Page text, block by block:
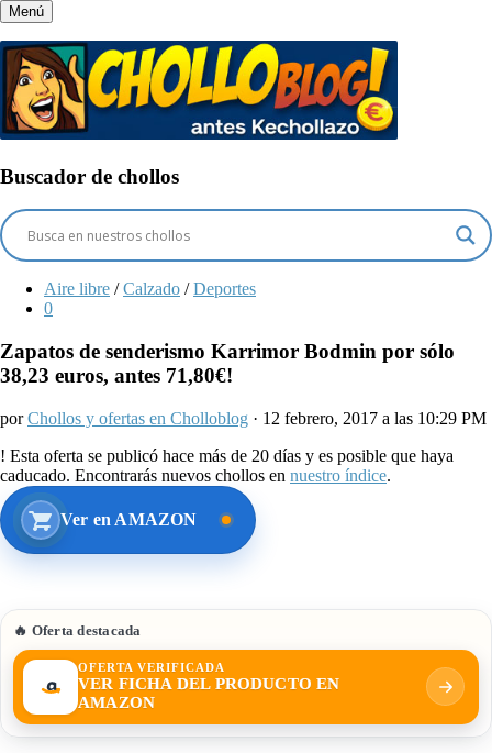
Menú
Buscador de chollos
Aire libre / Calzado / Deportes
0
Zapatos de senderismo Karrimor Bodmin por sólo
38,23 euros, antes 71,80€!
porChollos y ofertas en Cholloblog · 12 febrero, 2017 a las 10:29 PM
! Esta oferta se publicó hace más de 20 días y es posible que haya
caducado. Encontrarás nuevos chollos en nuestro índice.
Ver en AMAZON
🔥 Oferta destacada
OFERTA VERIFICADA
VER FICHA DEL PRODUCTO EN
AMAZON